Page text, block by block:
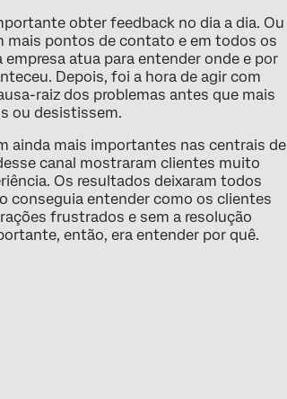
obter feedback no dia a dia. Ou
mais pontos de contato e em todos os
empresa atua para entender onde e por
Depois, foi a hora de agir com
raiz dos problemas antes que mais
ou desistissem.
ainda mais importantes nas centrais de
canal mostraram clientes muito
Os resultados deixaram todos
conseguia entender como os clientes
frustrados e sem a resolução
então, era entender por quê.